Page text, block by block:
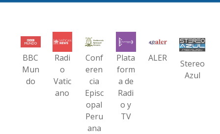
BBC
Mun
do
Radi
o
Vatic
ano
Conf
eren
cia
Episc
opal
Peru
ana
Plata
form
a de
Radi
o y
TV
ALER
Stereo
Azul